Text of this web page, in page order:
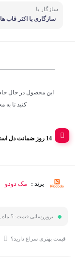
سازگار با
سازگاری با اکثر قاب
این محصول در حال
کنید تا
14 روز ضمانت دل استایل
برند : مک دودو
بروزرسانی قیمت: 5 ماه پیش
قیمت بهتری سراغ دارید؟